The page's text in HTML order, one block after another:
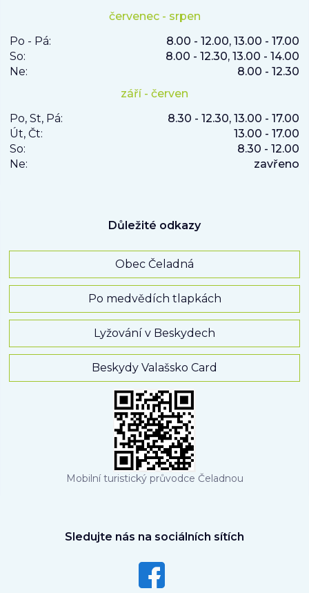
červenec - srpen
Po - Pá:
8.00 - 12.00, 13.00 - 17.00
So:
8.00 - 12.30, 13.00 - 14.00
Ne:
8.00 - 12.30
září - červen
Po, St, Pá:
8.30 - 12.30, 13.00 - 17.00
Út, Čt:
13.00 - 17.00
So:
8.30 - 12.00
Ne:
zavřeno
Důležité odkazy
Obec Čeladná
Po medvědích tlapkách
Lyžování v Beskydech
Beskydy Valašsko Card
Mobilní turistický průvodce Čeladnou
Sledujte nás na sociálních sítích